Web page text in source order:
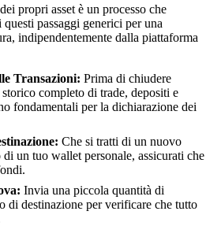
propri asset è un processo che
passaggi generici per una
indipendentemente dalla piattaforma
Transazioni: Prima di chiudere
completo di trade, depositi e
fondamentali per la dichiarazione dei
Che si tratti di un nuovo
un tuo wallet personale, assicurati che
Invia una piccola quantità di
di destinazione per verificare che tutto